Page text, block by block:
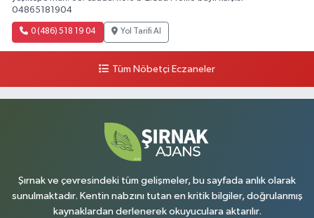
04865181904
0 (486) 518 19 04 Yol Tarifi Al
Tüm Nöbetçi Eczaneler
Şırnak ve çevresindeki tüm gelişmeler, bu sayfada anlık olarak
sunulmaktadır. Kentin nabzını tutan en kritik bilgiler, doğrulanmış
kaynaklardan derlenerek okuyuculara aktarılır.